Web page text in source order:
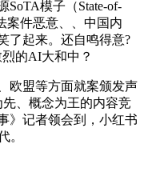
SoTA模子（State-of-
案件恶意、、中国内
了起来。还自鸣得意?
的AI大和中？
盟等方面就案颁发声
、概念为王的内容竞
》记者领会到，小红书
。